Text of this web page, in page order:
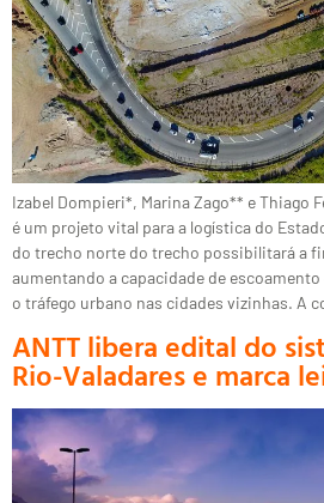
Izabel Dompieri*, Marina Zago** e Thiago
é um projeto vital para a logística do
do trecho norte do trecho possibilitará a
aumentando a capacidade de
o tráfego urbano nas cidades vizinhas. A
ANTT libera edital do
Rio-Valadares e marca